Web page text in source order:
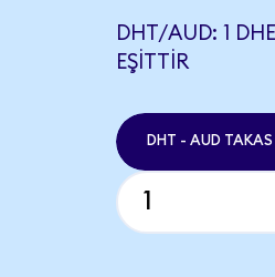
DHT/AUD: 1
EŞITTIR
DHT - AUD TAKAS